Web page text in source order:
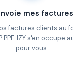
mes factures
factures clients au
PPF. IZY s'en
pour vous.